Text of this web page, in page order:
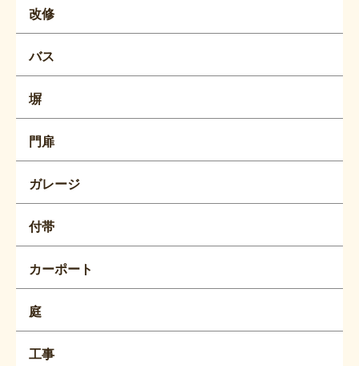
改修
バス
塀
門扉
ガレージ
付帯
カーポート
庭
工事